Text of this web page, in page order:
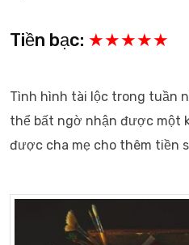
Tiền bạc: ★★★★★
Tình hình tài lộc trong tuần
thể bất ngờ nhận được một
được cha mẹ cho thêm tiền